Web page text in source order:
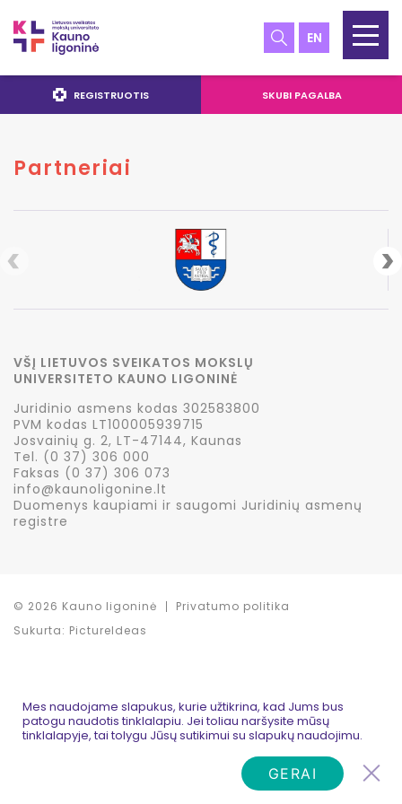
EN
REGISTRUOTIS SKUBI PAGALBA
Partneriai
VŠĮ LIETUVOS SVEIKATOS MOKSLŲ
UNIVERSITETO KAUNO LIGONINĖ
Juridinio asmens kodas 302583800
PVM kodas LT100005939715
Josvainių g. 2, LT-47144, Kaunas
Tel. (0 37) 306 000
Faksas (0 37) 306 073
info@kaunoligonine.lt
Duomenys kaupiami ir saugomi Juridinių asmenų
registre
© 2026 Kauno ligoninė
Privatumo politika
Sukurta: PictureIdeas
Mes naudojame slapukus, kurie užtikrina, kad Jums bus
patogu naudotis tinklalapiu. Jei toliau naršysite mūsų
tinklalapyje, tai tolygu Jūsų sutikimui su slapukų naudojimu.
GERAI